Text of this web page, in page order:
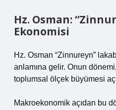
Hz. Osman:
Ekonomisi
Hz. Osman “Zinnureyn”
anlamına gelir. Onun
toplumsal ölçek büyümesi
Makroekonomik açıdan bu